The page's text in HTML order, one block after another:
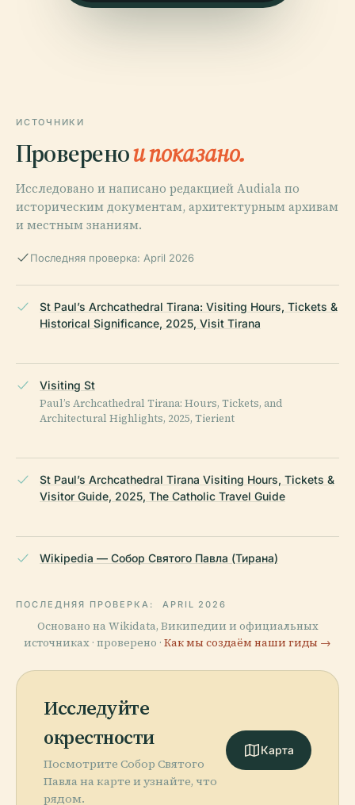
ИСТОЧНИКИ
Проверенои показано.
Исследовано и написано редакцией Audiala по
историческим документам, архитектурным архивам
и местным знаниям.
Последняя проверка: April 2026
St Paul’s Archcathedral Tirana: Visiting Hours, Tickets &
Historical Significance, 2025, Visit Tirana
Visiting St
Paul’s Archcathedral Tirana: Hours, Tickets, and
Architectural Highlights, 2025, Tierient
St Paul’s Archcathedral Tirana Visiting Hours, Tickets &
Visitor Guide, 2025, The Catholic Travel Guide
Wikipedia — Собор Святого Павла (Тирана)
ПОСЛЕДНЯЯ ПРОВЕРКА: APRIL 2026
Основано на Wikidata, Википедии и официальных
источниках · проверено · Как мы создаём наши гиды →
Исследуйте
окрестности
Посмотрите Собор Святого
Павла на карте и узнайте, что
рядом.
Карта